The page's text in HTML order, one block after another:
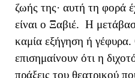
ζωής της· αυτή τη φορά
είναι ο Ξαβιέ. Η
καμία εξήγηση ή γέφυρα.
επισημαίνουν ότι η
πράξεις του θεατρικού